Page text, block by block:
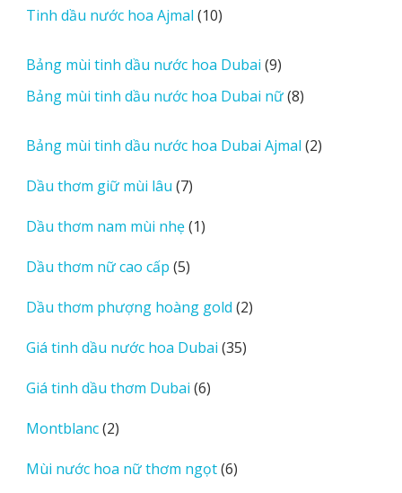
v
e
s
phẩm
Tinh dầu nước hoa Ajmal 1010
phẩm
Bảng mùi tinh dầu nước hoa Dubai 99
sản
phẩm
Bảng mùi tinh dầu nước hoa Dubai nữ 88
phẩm
Bảng mùi tinh dầu nước hoa Dubai Ajmal 22
Dầu thơm giữ mùi lâu 77
phẩm
Dầu thơm nam mùi nhẹ 11
Dầu thơm nữ cao cấp 55
phẩm
Dầu thơm phượng hoàng gold 22
Giá tinh dầu nước hoa Dubai 3535
Giá tinh dầu thơm Dubai 66
Montblanc 22
phẩm
Mùi nước hoa nữ thơm ngọt 66